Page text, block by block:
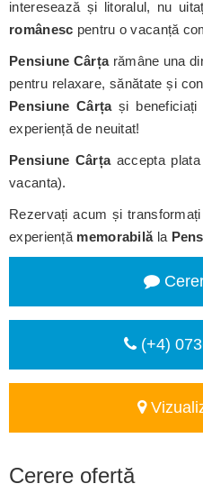
interesează și litoralul, nu
românesc pentru o vacanță
Pensiune Cârțarămâne una
pentru relaxare, sănătate și
Pensiune Cârțași beneficiați
experiență de neuitat!
Pensiune Cârțaaccepta
vacanta).
Rezervați acum și
experiență memorabilăla
(+4)
Cerere ofertă